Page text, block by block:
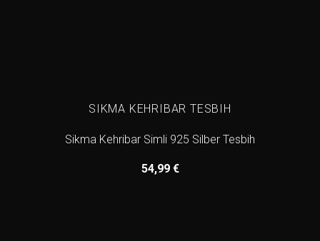
SIKMA KEHRIBAR TESBIH
Sikma Kehribar Simli 925 Silber Tesbih
54,99 €